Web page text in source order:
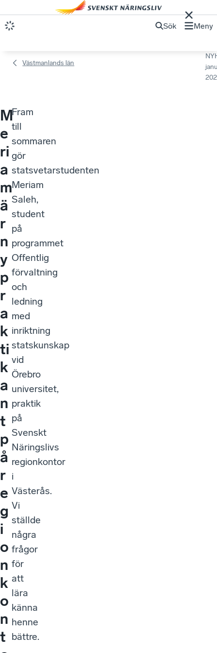
Sök Meny
Västmanlands län
M
e
ri
a
m
ä
r
n
y
p
r
a
k
ti
k
a
n
t
p
å
r
e
g
i
o
n
k
o
n
t
Fram
till
sommaren
gör
statsvetarstudenten
Meriam
Saleh,
student
på
programmet
Offentlig
förvaltning
och
ledning
med
inriktning
statskunskap
vid
Örebro
universitet,
praktik
på
Svenskt
Näringslivs
regionkontor
i
Västerås.
Vi
ställde
några
frågor
för
att
lära
känna
henne
bättre.